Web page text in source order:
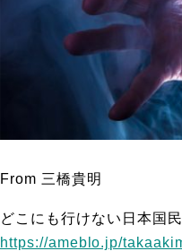
From 三橋貴明
どこにも行けない日本国
https://ameblo.jp/